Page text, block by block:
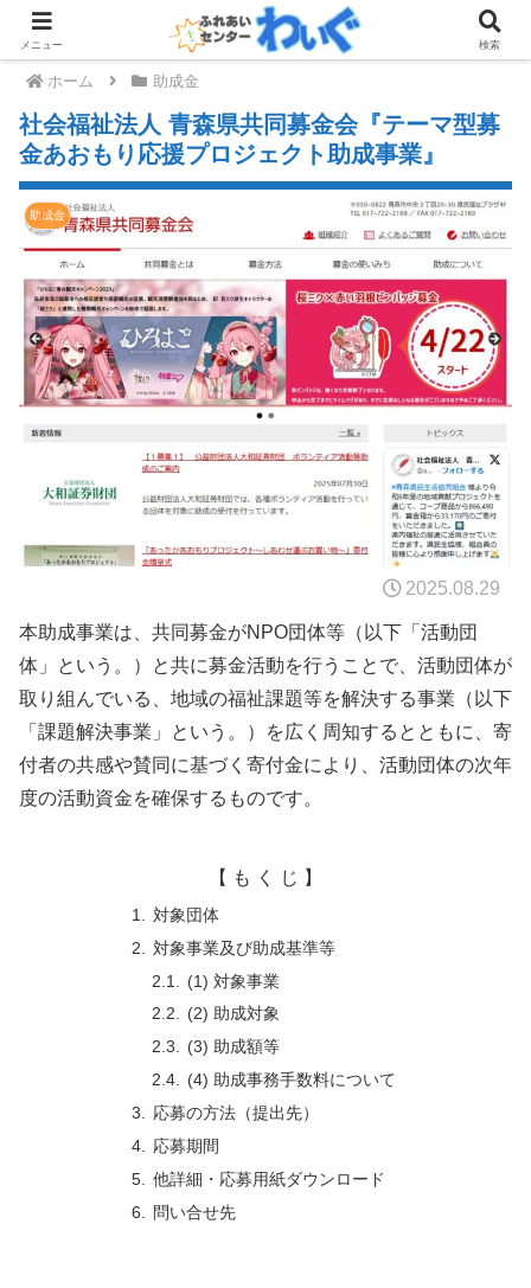
ホーム 助成金
社会福祉法人 青森県共同募金会『テーマ型募
金あおもり応援プロジェクト助成事業』
助成金
2025.08.29
本助成事業は、共同募金がNPO団体等（以下「活動団
体」という。）と共に募金活動を行うことで、活動団体が
取り組んでいる、地域の福祉課題等を解決する事業（以下
「課題解決事業」という。）を広く周知するとともに、寄
付者の共感や賛同に基づく寄付金により、活動団体の次年
度の活動資金を確保するものです。
【 も く じ 】
対象団体
対象事業及び助成基準等
(1) 対象事業
(2) 助成対象
(3) 助成額等
(4) 助成事務手数料について
応募の方法（提出先）
応募期間
他詳細・応募用紙ダウンロード
問い合せ先
メニュー 検索